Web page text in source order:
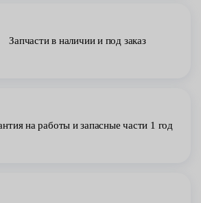
Запчасти в наличии и под заказ
на работы и запасные части 1 год